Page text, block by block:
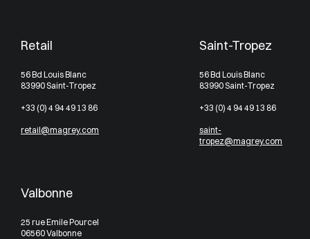
Retail
56 Bd Louis Blanc
83990 Saint-Tropez
+33 (0) 4 94 49 13 86
retail@magrey.com
Saint-Tropez
56 Bd Louis Blanc
83990 Saint-Tropez
+33 (0) 4 94 49 13 86
saint-
tropez@magrey.com
Valbonne
25 rue Emile Pourcel
06560 Valbonne